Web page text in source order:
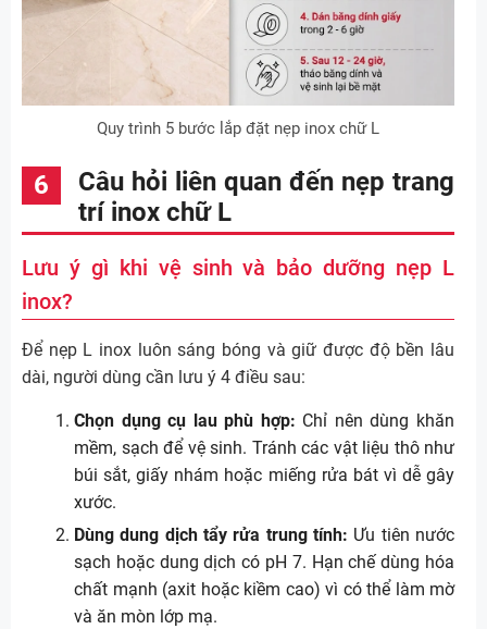
Quy trình 5 bước lắp đặt nẹp inox chữ L
Câu hỏi liên quan đến nẹp trang
trí inox chữ L
Lưu ý gì khi vệ sinh và bảo dưỡng nẹp L
inox?
Để nẹp L inox luôn sáng bóng và giữ được độ bền lâu
dài, người dùng cần lưu ý 4 điều sau:
Chọn dụng cụ lau phù hợp: Chỉ nên dùng khăn
mềm, sạch để vệ sinh. Tránh các vật liệu thô như
búi sắt, giấy nhám hoặc miếng rửa bát vì dễ gây
xước.
Dùng dung dịch tẩy rửa trung tính: Ưu tiên nước
sạch hoặc dung dịch có pH 7. Hạn chế dùng hóa
chất mạnh (axit hoặc kiềm cao) vì có thể làm mờ
và ăn mòn lớp mạ.